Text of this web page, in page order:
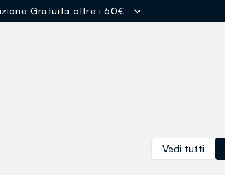
Gratuita oltre i 60€
Vedi tutti